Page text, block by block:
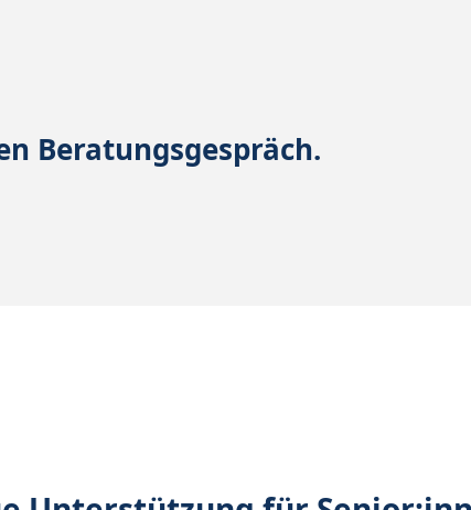
Beratungsgespräch.